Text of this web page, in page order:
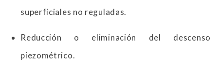
superficiales no reguladas.
Reducción o eliminación del descenso
piezométrico.